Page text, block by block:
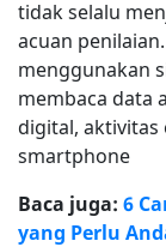
tidak selalu
acuan
menggunakan
membaca data
digital, aktivitas
smartphone
Baca juga: 6
yang Perlu